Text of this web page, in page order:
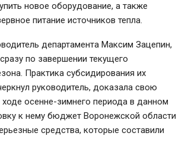
новое оборудование, а также
питание источников тепла.
департамента Максим Зацепин,
по завершении текущего
Практика субсидирования их
руководитель, доказала свою
осенне-зимнего периода в данном
к нему бюджет Воронежской области
средства, которые составили